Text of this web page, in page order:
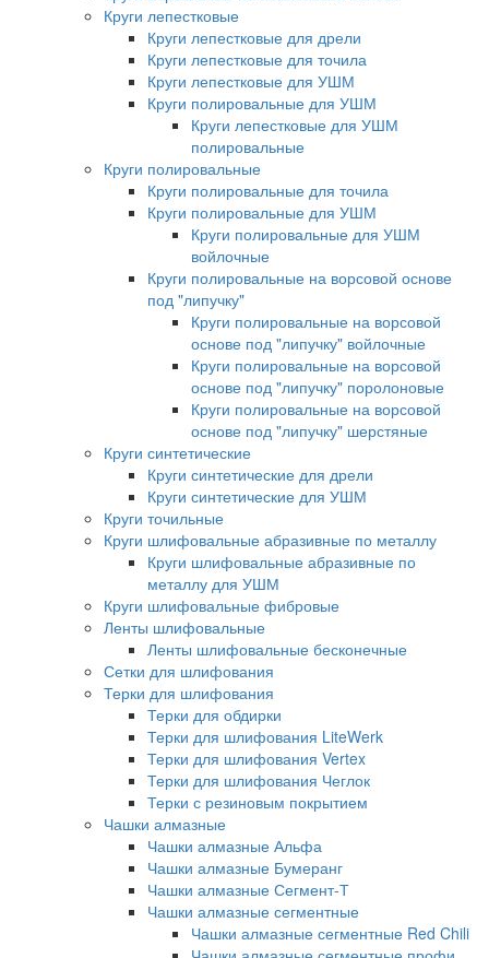
Круги лепестковые
Круги лепестковые для дрели
Круги лепестковые для точила
Круги лепестковые для УШМ
Круги полировальные для УШМ
Круги лепестковые для УШМ
полировальные
Круги полировальные
Круги полировальные для точила
Круги полировальные для УШМ
Круги полировальные для УШМ
войлочные
Круги полировальные на ворсовой основе
под "липучку"
Круги полировальные на ворсовой
основе под "липучку" войлочные
Круги полировальные на ворсовой
основе под "липучку" поролоновые
Круги полировальные на ворсовой
основе под "липучку" шерстяные
Круги синтетические
Круги синтетические для дрели
Круги синтетические для УШМ
Круги точильные
Круги шлифовальные абразивные по металлу
Круги шлифовальные абразивные по
металлу для УШМ
Круги шлифовальные фибровые
Ленты шлифовальные
Ленты шлифовальные бесконечные
Сетки для шлифования
Терки для шлифования
Терки для обдирки
Терки для шлифования LiteWerk
Терки для шлифования Vertex
Терки для шлифования Чеглок
Терки с резиновым покрытием
Чашки алмазные
Чашки алмазные Альфа
Чашки алмазные Бумеранг
Чашки алмазные Сегмент-Т
Чашки алмазные сегментные
Чашки алмазные сегментные Red Chili